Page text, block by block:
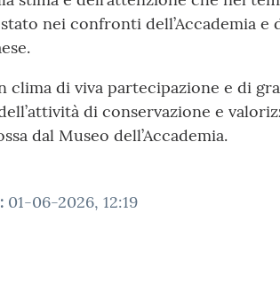
nei confronti dell’Accademia e
clima di viva partecipazione e di
di conservazione e
dal Museo dell’Accademia.
: 01-06-2026, 12:19